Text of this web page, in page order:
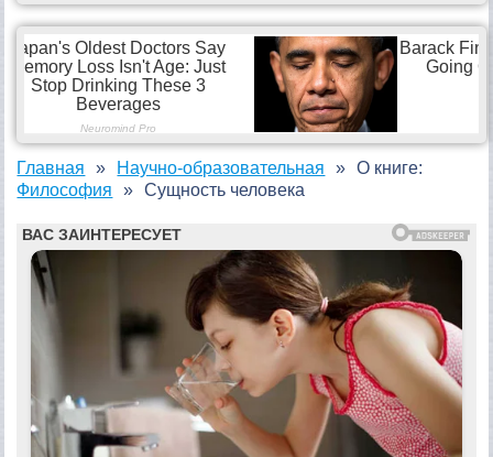
Главная
Научно-образовательная
Философия
О книге:
Сущность человека